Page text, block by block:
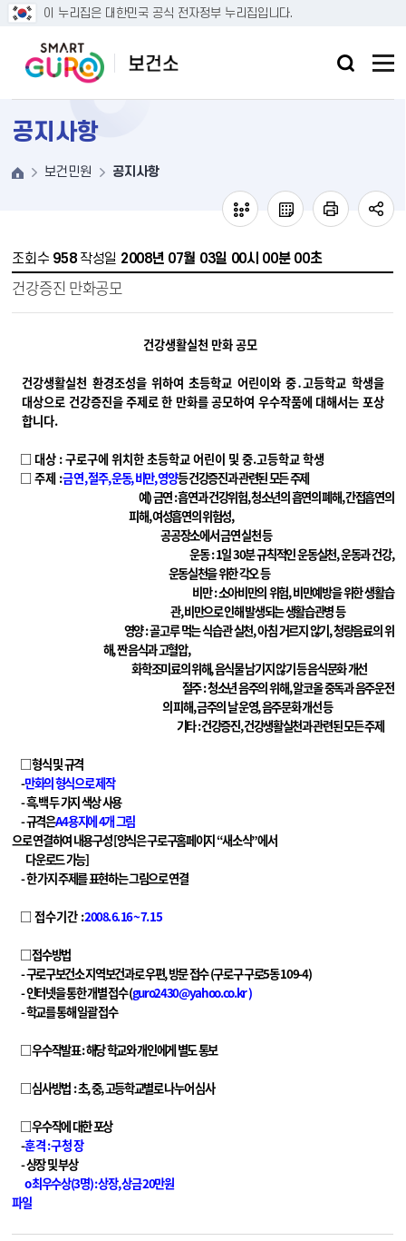
이 누리집은 대한민국 공식 전자정부 누리집입니다.
본문 바로가기
공지사항
보건민원 공지사항
조회수 958 작성일 2008년 07월 03일 00시 00분 00초
건강증진 만화공모
건강생활실천 만화 공모
건강생활실천 환경조성을 위하여 초등학교 어린이와 중․고등학교 학생을
대상으로 건강증진을 주제로 한 만화를 공모하여 우수작품에 대해서는 포상
합니다.
□ 대상 : 구로구에 위치한 초등학교 어린이 및 중.고등학교 학생
□ 주제 :금연,절주, 운동, 비만, 영양등 건강증진과 관련된 모든 주제
예) 금연 : 흡연과 건강위험, 청소년의 흡연의 폐해, 간접흡연의
피해, 여성흡연의 위험성,
공공장소에서 금연 실천 등
운동 : 1일 30분 규칙적인 운동실천, 운동과 건강,
운동실천을 위한 각오 등
비만 : 소아비만의 위험, 비만예방을 위한 생활습
관, 비만으로 인해 발생되는 생활습관병 등
영양 : 골고루 먹는 식습관 실천, 아침 거르지 않기, 청량음료의 위
해, 짠 음식과 고혈압,
화학조미료의 위해, 음식물 남기지 않기 등 음식문화 개선
절주 : 청소년 음주의 위해, 알코올 중독과 음주운전
의 피해, 금주의 날 운영, 음주문화 개선 등
기타 : 건강증진, 건강생활실천과 관련된 모든 주제
□형식 및 규격
-만화의 형식으로 제작
- 흑.백 두 가지 색상 사용
- 규격은A4용지에 4개 그림
으로 연결하여 내용구성 [양식은 구로구홈페이지 “새소식”에서
다운로드 가능]
- 한 가지 주제를 표현하는 그림으로 연결
□ 접수기간 :2008. 6. 16 ~ 7. 15
□접수방법
- 구로구보건소 지역보건과로 우편, 방문 접수 (구로구 구로5동 109-4)
- 인터넷을 통한 개별 접수 (guro2430@yahoo.co.kr )
- 학교를 통해 일괄 접수
□우수작발표 : 해당 학교와 개인에게 별도 통보
□심사방법 : 초, 중, 고등학교별로 나누어 심사
□우수작에 대한 포상
-훈 격 : 구 청 장
- 상장 및 부상
o 최우수상(3명) : 상장, 상금 20만원
파일